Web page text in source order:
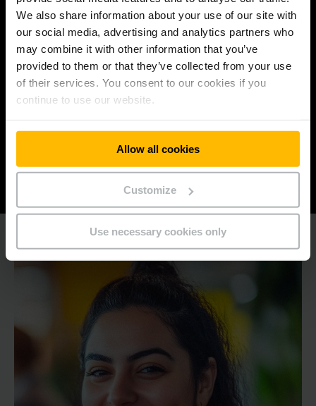
We also share information about your use of our site with
our social media, advertising and analytics partners who
may combine it with other information that you’ve
provided to them or that they’ve collected from your use
of their services. You consent to our cookies if you
continue to use our website.
Allow all cookies
Customize
Use necessary cookies only
ZUSAMMENHALT
und für unser Umfeld, indem wir uns vertrauen
und mit Respekt handeln.